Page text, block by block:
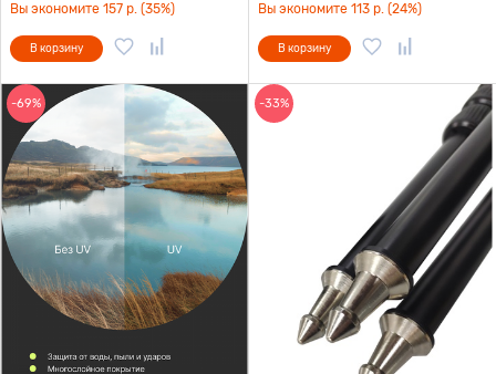
Вы экономите 157 р. (35%)
В корзину
Вы экономите 113 р. (24%)
В корзину
-69% -33%